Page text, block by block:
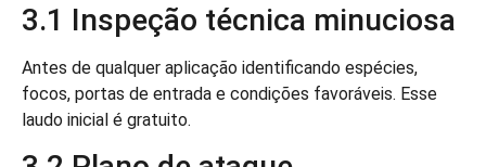
3.1 Inspeção técnica minuciosa
Antes de qualquer aplicação identificando espécies,
focos, portas de entrada e condições favoráveis. Esse
laudo inicial é gratuito.